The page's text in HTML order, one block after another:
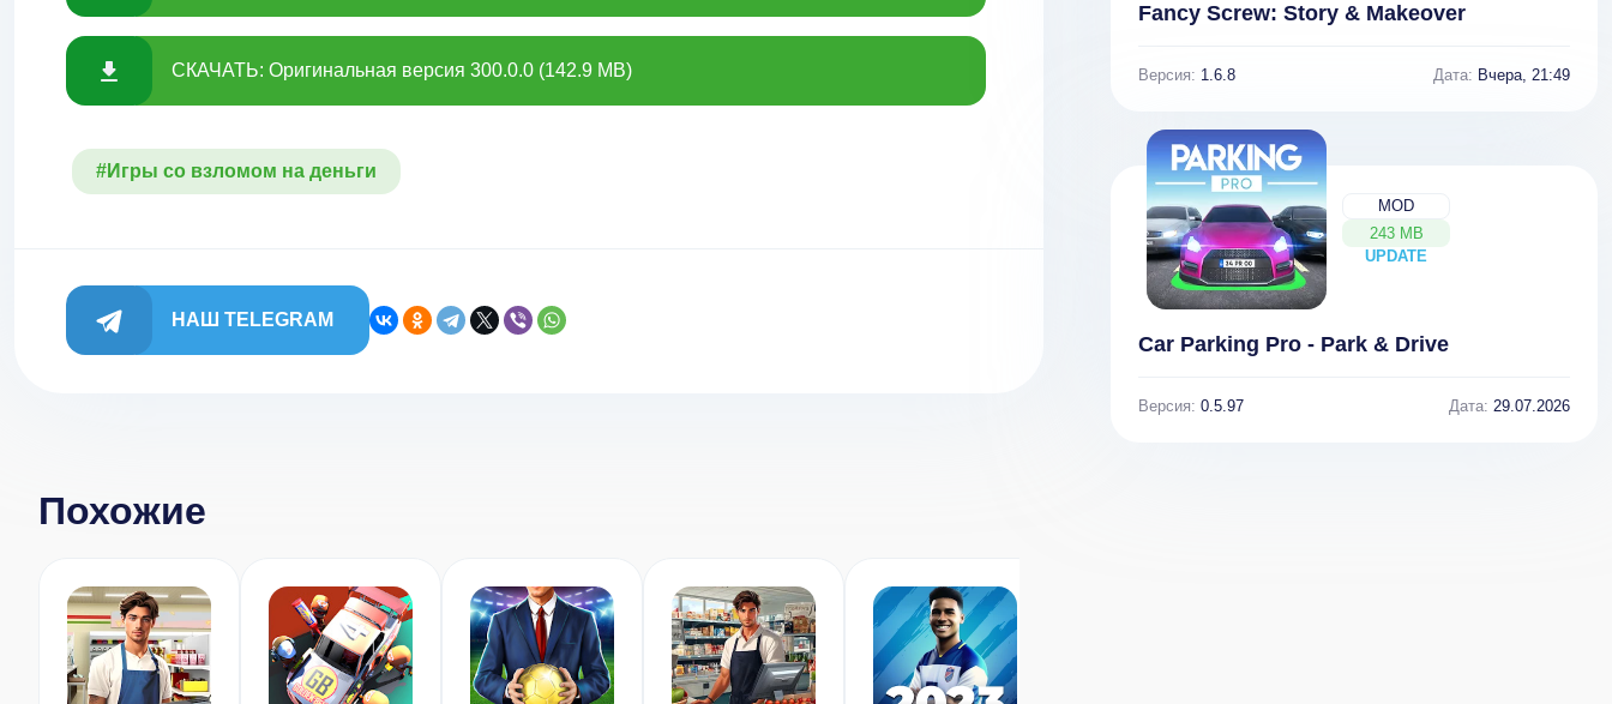
СКАЧАТЬ: Оригинальная версия 300.0.0 (142.9 MB)
#Игры со взломом на деньги
НАШ TELEGRAM
Похожие
Fancy Screw: Story & Makeover
Версия: 1.6.8 Дата: Вчера, 21:49
MOD
243 MB
UPDATE
NEW
Car Parking Pro - Park & Drive
Версия: 0.5.97 Дата: 29.07.2026